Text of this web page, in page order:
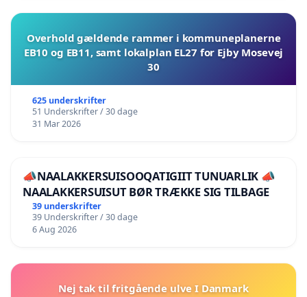
Overhold gældende rammer i kommuneplanerne
EB10 og EB11, samt lokalplan EL27 for Ejby Mosevej
30
625 underskrifter
51 Underskrifter / 30 dage
31 Mar 2026
📣NAALAKKERSUISOOQATIGIIT TUNUARLIK 📣
NAALAKKERSUISUT BØR TRÆKKE SIG TILBAGE
39 underskrifter
39 Underskrifter / 30 dage
6 Aug 2026
Nej tak til fritgående ulve I Danmark